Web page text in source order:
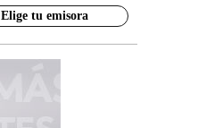
Elige tu emisora